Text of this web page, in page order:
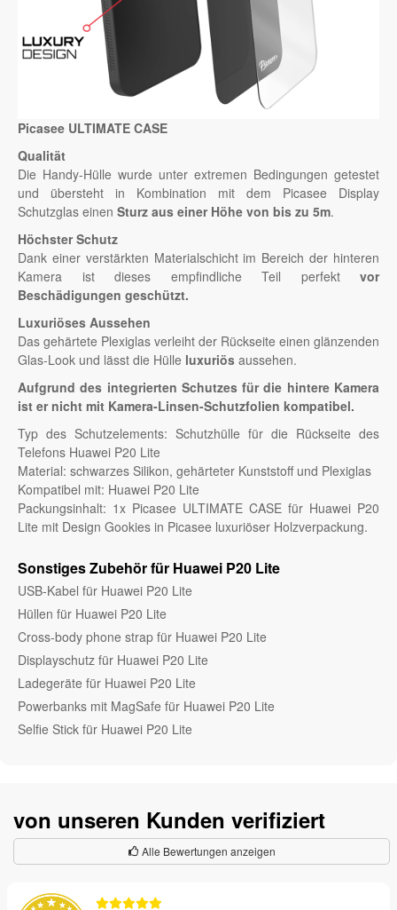
Picasee ULTIMATE CASE
Qualität
Die Handy-Hülle wurde unter extremen Bedingungen getestet
und übersteht in Kombination mit dem Picasee Display
Schutzglas einen Sturz aus einer Höhe von bis zu 5m.
Höchster Schutz
Dank einer verstärkten Materialschicht im Bereich der hinteren
Kamera ist dieses empfindliche Teil perfekt vor
Beschädigungen geschützt.
Luxuriöses Aussehen
Das gehärtete Plexiglas verleiht der Rückseite einen glänzenden
Glas-Look und lässt die Hülle luxuriös aussehen.
Aufgrund des integrierten Schutzes für die hintere Kamera
ist er nicht mit Kamera-Linsen-Schutzfolien kompatibel.
Typ des Schutzelements: Schutzhülle für die Rückseite des
Telefons Huawei P20 Lite
Material: schwarzes Silikon, gehärteter Kunststoff und Plexiglas
Kompatibel mit: Huawei P20 Lite
Packungsinhalt: 1x Picasee ULTIMATE CASE für Huawei P20
Lite mit Design Gookies in Picasee luxuriöser Holzverpackung.
Sonstiges Zubehör für Huawei P20 Lite
USB-Kabel für Huawei P20 Lite
Hüllen für Huawei P20 Lite
Cross-body phone strap für Huawei P20 Lite
Displayschutz für Huawei P20 Lite
Ladegeräte für Huawei P20 Lite
Powerbanks mit MagSafe für Huawei P20 Lite
Selfie Stick für Huawei P20 Lite
von unseren Kunden verifiziert
Alle Bewertungen anzeigen